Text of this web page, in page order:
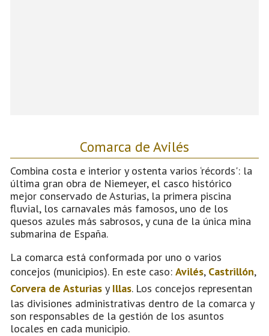
Comarca de Avilés
Combina costa e interior y ostenta varios ‘récords': la
última gran obra de Niemeyer, el casco histórico
mejor conservado de Asturias, la primera piscina
fluvial, los carnavales más famosos, uno de los
quesos azules más sabrosos, y cuna de la única mina
submarina de España.
La comarca está conformada por uno o varios
concejos (municipios). En este caso: Avilés, Castrillón,
Corvera de Asturias y Illas. Los concejos representan
las divisiones administrativas dentro de la comarca y
son responsables de la gestión de los asuntos
locales en cada municipio.